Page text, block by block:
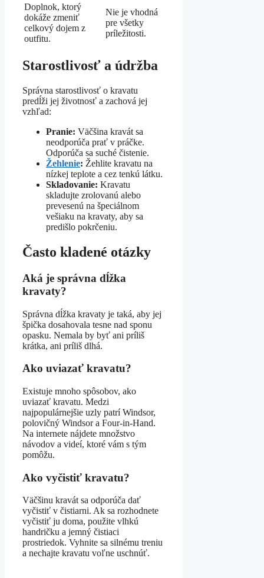
Doplnok, ktorý
dokáže zmeniť
celkový dojem z
outfitu.
Nie je vhodná
pre všetky
príležitosti.
Starostlivosť a údržba
Správna starostlivosť o kravatu
predĺži jej životnosť a zachová jej
vzhľad:
Pranie: Väčšina kravát sa
neodporúča prať v práčke.
Odporúča sa suché čistenie.
Žehlenie: Žehlite kravatu na
nízkej teplote a cez tenkú látku.
Skladovanie: Kravatu
skladujte zrolovanú alebo
prevesenú na špeciálnom
vešiaku na kravaty, aby sa
predišlo pokrčeniu.
Často kladené otázky
Aká je správna dĺžka
kravaty?
Správna dĺžka kravaty je taká, aby jej
špička dosahovala tesne nad sponu
opasku. Nemala by byť ani príliš
krátka, ani príliš dlhá.
Ako uviazať kravatu?
Existuje mnoho spôsobov, ako
uviazať kravatu. Medzi
najpopulárnejšie uzly patrí Windsor,
polovičný Windsor a Four-in-Hand.
Na internete nájdete množstvo
návodov a videí, ktoré vám s tým
pomôžu.
Ako vyčistiť kravatu?
Väčšinu kravát sa odporúča dať
vyčistiť v čistiarni. Ak sa rozhodnete
vyčistiť ju doma, použite vlhkú
handričku a jemný čistiaci
prostriedok. Vyhnite sa silnému treniu
a nechajte kravatu voľne uschnúť.